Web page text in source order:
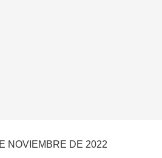
NOVIEMBRE DE 2022